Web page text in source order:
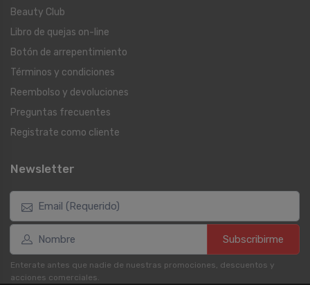
Beauty Club
Libro de quejas on-line
Botón de arrepentimiento
Términos y condiciones
Reembolso y devoluciones
Preguntas frecuentes
Registrate como cliente
Newsletter
Subscribirme
Enterate antes que nadie de nuestras promociones, descuentos y
acciones comerciales.